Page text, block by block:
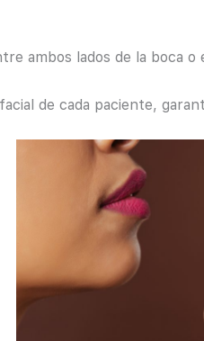
ambos lados de la boca
de cada paciente,